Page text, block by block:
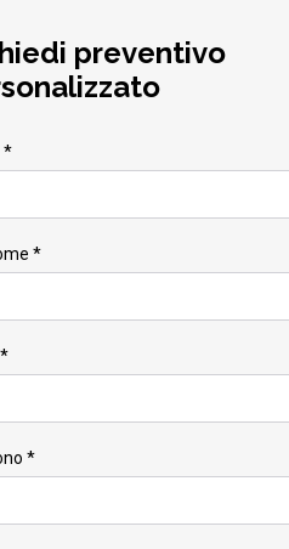
preventivo
*
*
*